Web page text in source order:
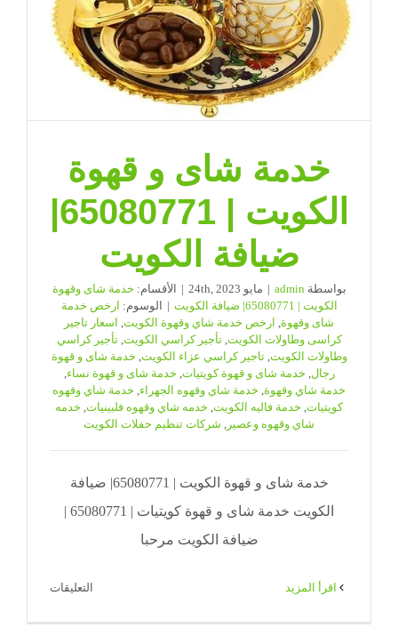
خدمة شاى و قهوة
الكويت | 65080771|
ضيافة الكويت
بواسطةadmin
| مايو 24th, 2023 | الأقسام: خدمة شاى وقهوة
الكويت | 65080771| ضيافة الكويت
| الوسوم: ارخص خدمة
شاى وقهوة, ارخص خدمة شاي وقهوة الكويت, اسعار تاجير
كراسى وطاولات الكويت,تأجير كراسي الكويت,تأجير كراسي
وطاولات الكويت,تاجير كراسي عزاء الكويت, خدمة شاى و قهوة
رجال, خدمة شاى و قهوة كويتيات, خدمة شاى و قهوة نساء,
خدمة شاي وقهوة, خدمة شاي وقهوه الجهراء, خدمة شاي وقهوه
كويتيات, خدمة فاليه الكويت, خدمه شاي وقهوه فلبينيات, خدمه
شاي وقهوه وعصير , شركات تنظيم حفلات الكويت
خدمة شاى و قهوة الكويت | 65080771| ضيافة
الكويت خدمة شاى و قهوة كويتيات | 65080771 |
ضيافة الكويت مرحبا
التعليقات